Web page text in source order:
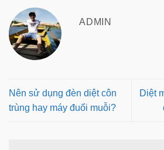
ADMIN
Nên sử dụng đèn diệt côn
trùng hay máy đuổi muỗi?
Diệt